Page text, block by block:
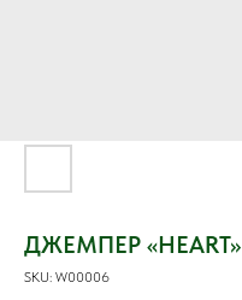
ДЖЕМПЕР «HEART»
SKU: W00006